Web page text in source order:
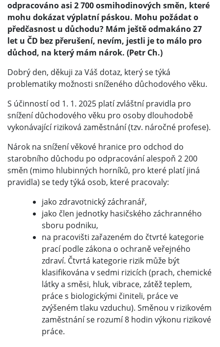
odpracováno asi 2 700 osmihodinových směn, které
mohu dokázat výplatní páskou. Mohu požádat o
předčasnost u důchodu? Mám ještě odmakáno 27
let u ČD bez přerušení, nevím, jestli je to málo pro
důchod, na který mám nárok. (Petr Ch.)
Dobrý den, děkuji za Váš dotaz, který se týká
problematiky možnosti sníženého důchodového věku.
S účinností od 1. 1. 2025 platí zvláštní pravidla pro
snížení důchodového věku pro osoby dlouhodobě
vykonávající riziková zaměstnání (tzv. náročné profese).
Nárok na snížení věkové hranice pro odchod do
starobního důchodu po odpracování alespoň 2 200
směn (mimo hlubinných horníků, pro které platí jiná
pravidla) se tedy týká osob, které pracovaly:
jako zdravotnický záchranář,
jako člen jednotky hasičského záchranného
sboru podniku,
na pracovišti zařazeném do čtvrté kategorie
prací podle zákona o ochraně veřejného
zdraví. Čtvrtá kategorie rizik může být
klasifikována v sedmi rizicích (prach, chemické
látky a směsi, hluk, vibrace, zátěž teplem,
práce s biologickými činiteli, práce ve
zvýšeném tlaku vzduchu). Směnou v rizikovém
zaměstnání se rozumí 8 hodin výkonu rizikové
práce.